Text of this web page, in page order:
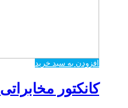
افزودن به سبد خرید
کانکتور مخابراتی 10 پین سیم دار